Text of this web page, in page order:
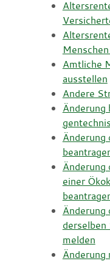
Amtliche
ausstellen
Andere
Änderung
Änderung
Änderung
einer
Änderung
derselben
melden
Änderung